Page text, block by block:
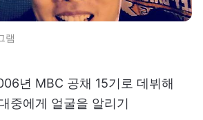
램
년 MBC 공채 15기로 데뷔해
중에게 얼굴을 알리기